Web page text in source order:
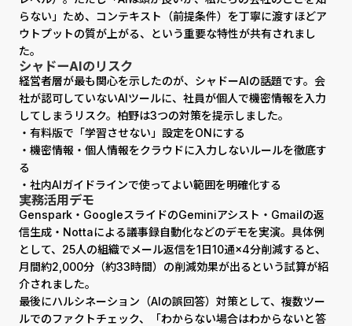
らない」ため、コンテキスト（前提条件）を丁寧に渡すほどア
ウトプットの質が上がる、という重要な特性が共有されまし
た。
シャドーAIのリスク
経営者層が最も関心を示したのが、シャドーAIの話題です。会
社が認可していないAIツールに、社員が個人で機密情報を入力
してしまうリスク。柏野は3つの対策を提示しました。
・有料版で「学習させない」設定をONにする
・機密情報・個人情報をクラウドに入力しないルールを徹底す
る
・社内AIガイドラインで使ってよい範囲を明確化する
実務活用デモ
Genspark・GoogleスライドのGeminiアシスト・Gmailの返
信生成・Nottaによる議事録自動化などのデモを実演。具体例
として、25人の組織でメール返信を1日10通×4分削減すると、
月間約2,000分（約33時間）の削減効果が出るという試算が紹
介されました。
最後にハルシネーション（AIの誤回答）対策として、複数ツー
ルでのファクトチェック、「わからない場合はわからないと答